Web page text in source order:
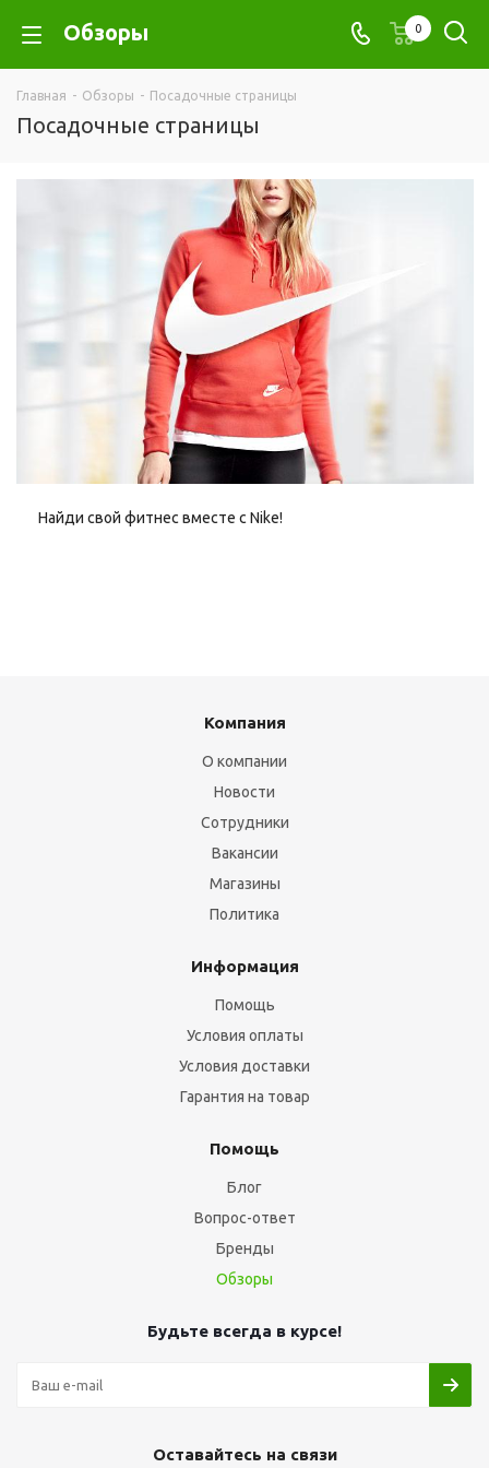
Обзоры 0
Главная - Обзоры - Посадочные страницы
Посадочные страницы
Найди свой фитнес вместе с Nike!
Компания
О компании
Новости
Сотрудники
Вакансии
Магазины
Политика
Информация
Помощь
Условия оплаты
Условия доставки
Гарантия на товар
Помощь
Блог
Вопрос-ответ
Бренды
Обзоры
Будьте всегда в курсе!
Оставайтесь на связи